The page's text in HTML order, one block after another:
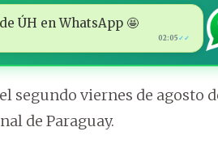
ÚH en WhatsApp 🤩
02:05 ✓✓
segundo viernes de agosto
de Paraguay.